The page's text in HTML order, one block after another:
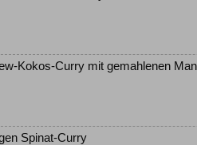
Kokos-Curry mit gemahlenen
Spinat-Curry